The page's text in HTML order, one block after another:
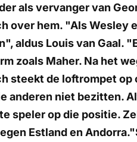
als vervanger van
over hem. "Als Wesley
aldus Louis van Gaal.
zoals Maher. Na het
steekt de loftrompet
anderen niet bezitten.
speler op die positie.
Estland en